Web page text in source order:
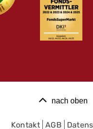
nach oben
Kontakt AGB